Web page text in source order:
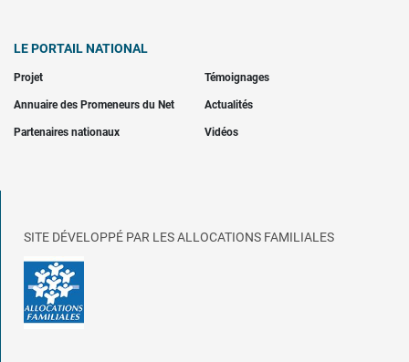
LE PORTAIL NATIONAL
Projet Témoignages
Annuaire des Promeneurs du Net Actualités
Partenaires nationaux Vidéos
SITE DÉVELOPPÉ PAR LES ALLOCATIONS FAMILIALES